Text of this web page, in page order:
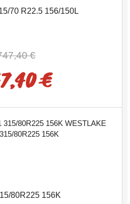
70 R22.5 156/150L
€
€
80R225 156K